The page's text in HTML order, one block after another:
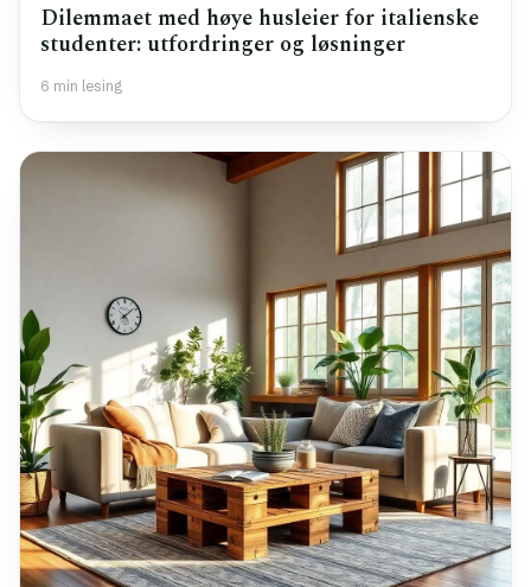
Dilemmaet med høye husleier for italienske
studenter: utfordringer og løsninger
6 min lesing